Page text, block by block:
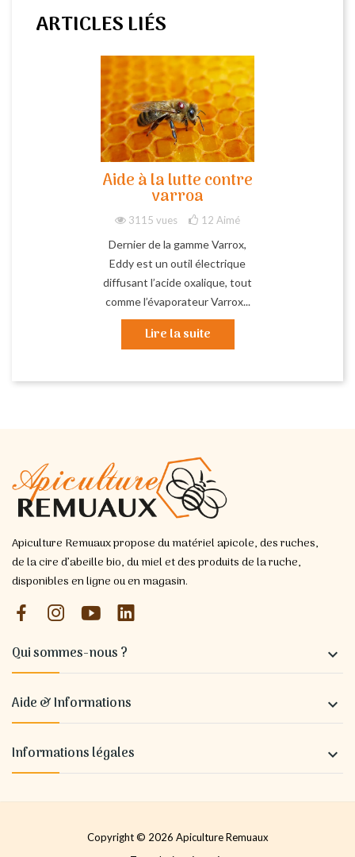
ARTICLES LIÉS
Aide à la lutte contre
varroa
3115 vues 12 Aimé
Dernier de la gamme Varrox,
Eddy est un outil électrique
diffusant l’acide oxalique, tout
comme l’évaporateur Varrox...
Lire la suite
Apiculture Remuaux propose du matériel apicole, des ruches,
de la cire d’abeille bio, du miel et des produits de la ruche,
disponibles en ligne ou en magasin.
Qui sommes-nous ? 
Aide & Informations 
Informations légales 
Copyright © 2026 Apiculture Remuaux